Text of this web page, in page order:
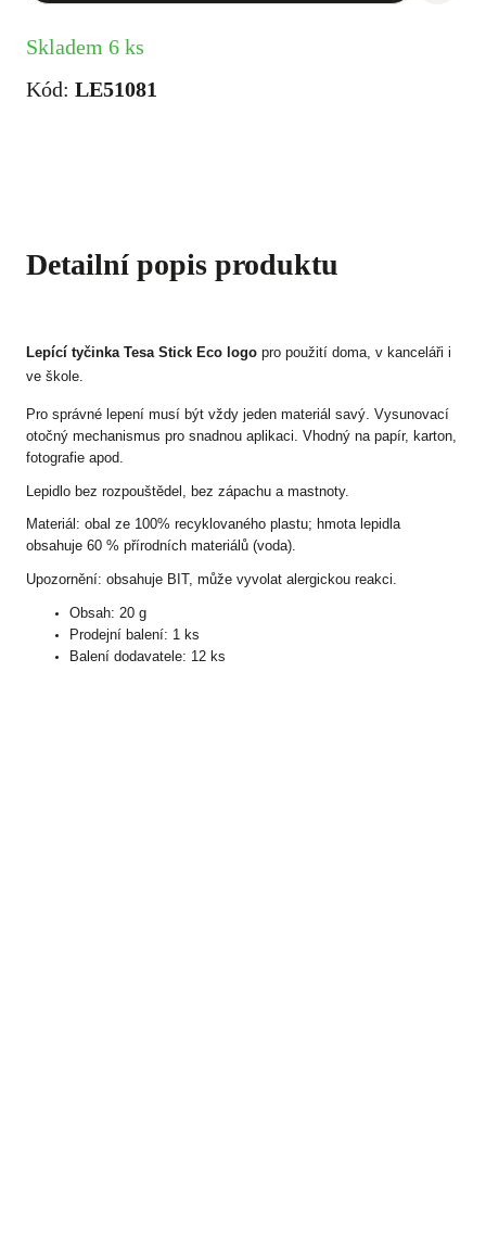
Skladem 6 ks
Kód: LE51081
Detailní popis produktu
Lepící tyčinka Tesa Stick Eco logo pro použití doma, v kanceláři i
ve škole.
Pro správné lepení musí být vždy jeden materiál savý. Vysunovací
otočný mechanismus pro snadnou aplikaci. Vhodný na papír, karton,
fotografie apod.
Lepidlo bez rozpouštědel, bez zápachu a mastnoty.
Materiál: obal ze 100% recyklovaného plastu; hmota lepidla
obsahuje 60 % přírodních materiálů (voda).
Upozornění: obsahuje BIT, může vyvolat alergickou reakci.
Obsah: 20 g
Prodejní balení: 1 ks
Balení dodavatele: 12 ks